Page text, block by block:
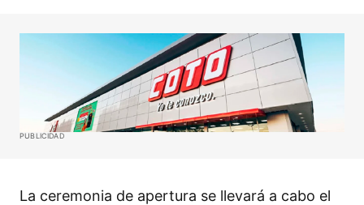
PUBLICIDAD
La ceremonia de apertura se llevará a cabo el